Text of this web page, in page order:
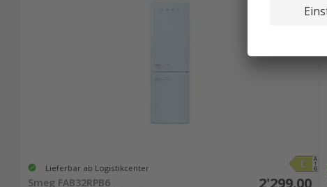
Lieferbar ab Logistikcenter
Smeg FAB32RPB6